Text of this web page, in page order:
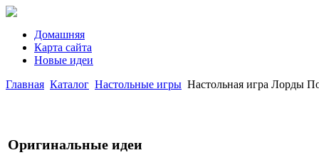
Домашняя
Карта сайта
Новые идеи
Главная Каталог Настольные игры Настольная игра Лорды
Оригинальные идеи